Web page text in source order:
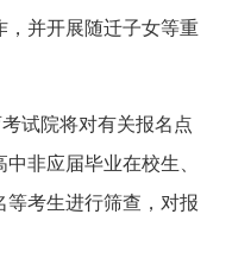
，并开展随迁子女等重
试院将对有关报名点
非应届毕业在校生、
等考生进行筛查，对报